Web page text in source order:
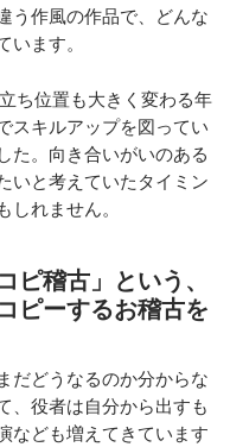
う作風の作品で、どんな
ます。
ち位置も大きく変わる年
スキルアップを図ってい
た。向き合いがいのある
いと考えていたタイミン
れません。
ピ稽古」という、
ピーするお稽古を
だどうなるのか分からな
、役者は自分から出すも
なども増えてきています